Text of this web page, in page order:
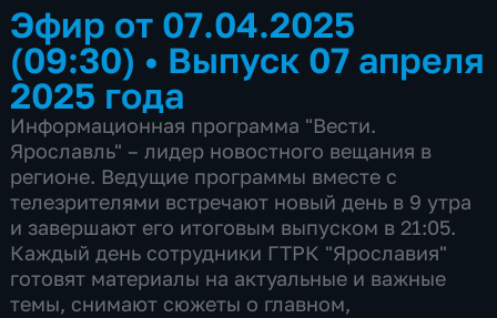
Эфир от 07.04.2025
(09:30) • Выпуск 07 апреля
2025 года
Информационная программа "Вести.
Ярославль" – лидер новостного вещания в
регионе. Ведущие программы вместе с
телезрителями встречают новый день в 9 утра
и завершают его итоговым выпуском в 21:05.
Каждый день сотрудники ГТРК "Ярославия"
готовят материалы на актуальные и важные
темы, снимают сюжеты о главном,